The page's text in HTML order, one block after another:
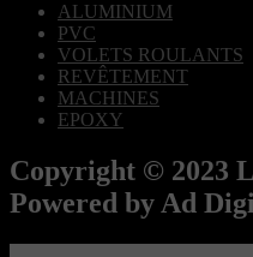
ALUMINIUM
PVC
VOLETS ROULANTS
REVÊTEMENT
MACHINES
EPOXY
Copyright © 2023
Powered by Ad